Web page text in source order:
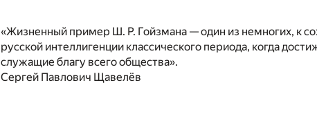
«Жизненный пример Ш. Р. Гойзмана — один из немногих, к
русской интеллигенции классического периода, когда
служащие благу всего общества».
Сергей Павлович Щавелёв